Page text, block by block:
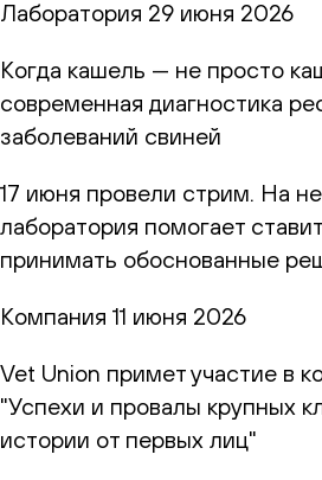
Лаборатория 29 июня 2026
Когда кашель — не просто
современная диагностика
заболеваний свиней
17 июня провели стрим. На
лаборатория помогает
принимать обоснованные
Компания 11 июня 2026
Vet Union примет участие в
"Успехи и провалы крупных
истории от первых лиц"